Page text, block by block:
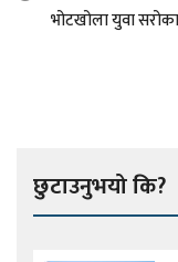
भोटखोला युवा
छुटाउनुभयो कि?